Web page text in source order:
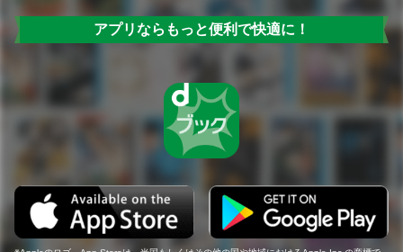
アプリならもっと便利で快適に！